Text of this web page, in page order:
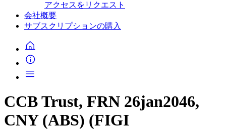
アクセスをリクエスト
会社概要
サブスクリプションの購入
CCB Trust, FRN 26jan2046,
CNY (ABS) (FIGI